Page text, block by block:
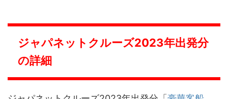
ジャパネットクルーズ2023年出発分
の詳細